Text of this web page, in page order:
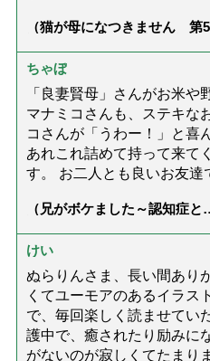
（猫が母になつきません 第
ちゃぼ
「良妻賢母」さんがお米や
マナミコさんも、ステキな
コさんが「うわー！」と喜
あれこれ詰めて持って来て
す。 お二人とも良いお友達
（兄がボケました～認知症と
達』が届きました」）
けい
ぬらりんさま、長い間あり
くてユーモアのあるイラス
で、毎回楽しく読ませてい
護中で、癒されたり励みに
がないのが寂しくてたまり